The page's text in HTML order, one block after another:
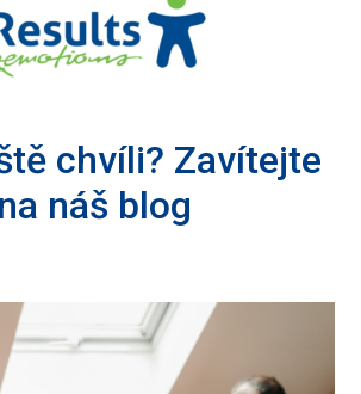
chvíli? Zavítejte
na náš blog